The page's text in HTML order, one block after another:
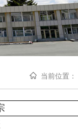
当前位置：